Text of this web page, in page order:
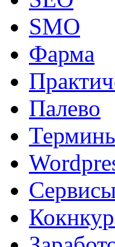
SMO
Фарма
Палево